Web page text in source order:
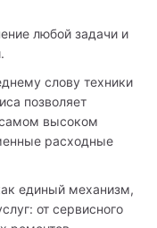
любой задачи и
слову техники
позволяет
самом высоком
расходные
единый механизм,
от сервисного